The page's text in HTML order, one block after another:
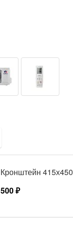
Кронштейн 415х450
500 ₽